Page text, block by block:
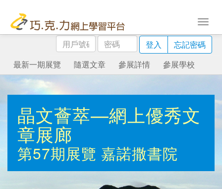
用
戶
號
碼
密
碼
登入
忘記密碼
最新一期展覽
隨選文章 參展詳情 參展學校
晶文薈萃—網上優秀文
章展廊
第57期展覽 嘉諾撒書院